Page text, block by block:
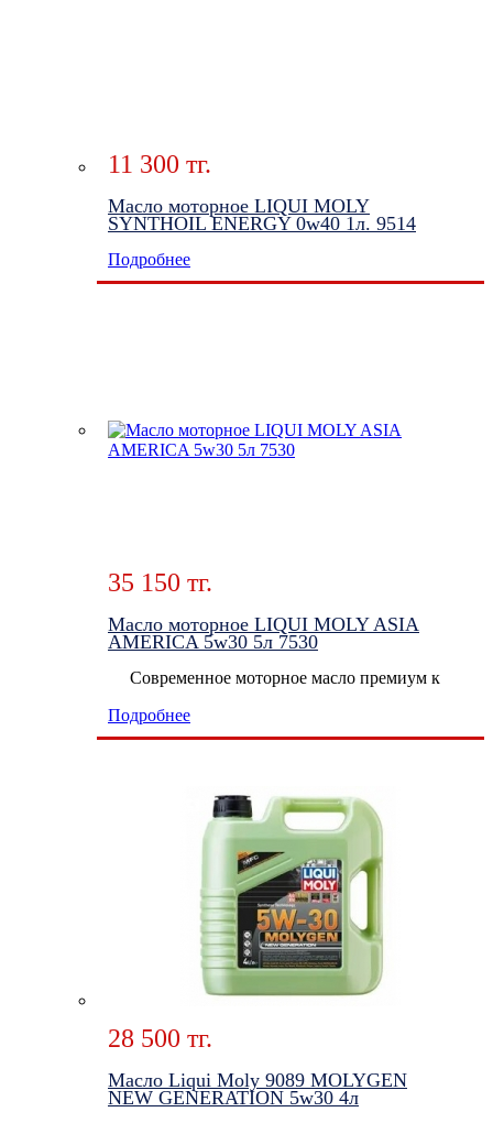
11 300 тг.
Масло моторное LIQUI MOLY
SYNTHOIL ENERGY 0w40 1л. 9514
Подробнее
35 150 тг.
Масло моторное LIQUI MOLY ASIA
AMERICA 5w30 5л 7530
Современное моторное масло премиум к
Подробнее
28 500 тг.
Масло Liqui Moly 9089 MOLYGEN
NEW GENERATION 5w30 4л